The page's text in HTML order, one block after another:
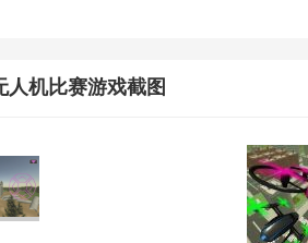
人机比赛游戏截图